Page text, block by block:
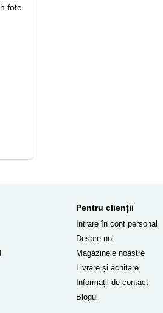
Pentru clienții
Intrare în cont personal
Despre noi
Magazinele noastre
Livrare și achitare
Informații de contact
Blogul